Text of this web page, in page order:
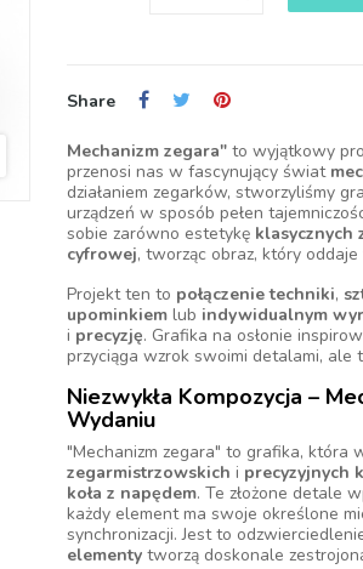
Share
Mechanizm zegara" to wyjątkowy
przenosi nas w fascynujący świat
działaniem zegarków, stworzyliśmy
urządzeń w sposób pełen
sobie zarówno estetykę klasycznych
cyfrowej, tworząc obraz, który
Projekt ten to połączenie techniki,
upominkiem lub indywidualnym
i precyzję. Grafika na osłonie
przyciąga wzrok swoimi detalami, ale
Niezwykła Kompozycja –
Wydaniu
"Mechanizm zegara" to grafika, która
zegarmistrzowskich i precyzyjnych
koła z napędem. Te złożone detale
każdy element ma swoje określone
synchronizacji. Jest to
elementy tworzą doskonale